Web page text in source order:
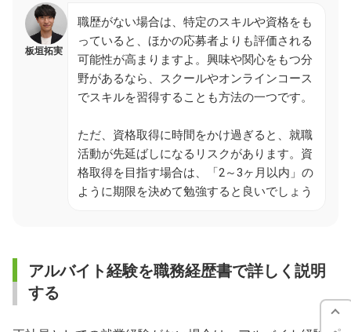
板垣拓実
職歴がない場合は、特定のスキルや資格をも
っていると、ほかの応募者よりも評価される
可能性が高まりますよ。興味や関心をもつ分
野があるなら、スクールやオンラインコース
でスキルを習得することも方法の一つです。
ただ、資格取得に時間をかけ過ぎると、就職
活動が先延ばしになるリスクがあります。資
格取得を目指す場合は、「2～3ヶ月以内」の
ように期限を決めて勉強すると良いでしょう
アルバイト経験を職務経歴書で詳しく説明
する